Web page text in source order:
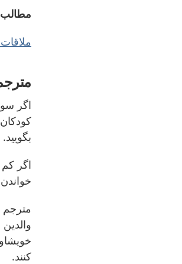
مطالب
اگر
اگر کم
مترجم
کنند.